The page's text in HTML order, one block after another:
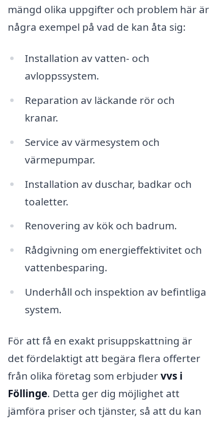
mängd olika uppgifter och problem här är
några exempel på vad de kan åta sig:
Installation av vatten- och
avloppssystem.
Reparation av läckande rör och
kranar.
Service av värmesystem och
värmepumpar.
Installation av duschar, badkar och
toaletter.
Renovering av kök och badrum.
Rådgivning om energieffektivitet och
vattenbesparing.
Underhåll och inspektion av befintliga
system.
För att få en exakt prisuppskattning är
det fördelaktigt att begära flera offerter
från olika företag som erbjudervvs i
Föllinge. Detta ger dig möjlighet att
jämföra priser och tjänster, så att du kan